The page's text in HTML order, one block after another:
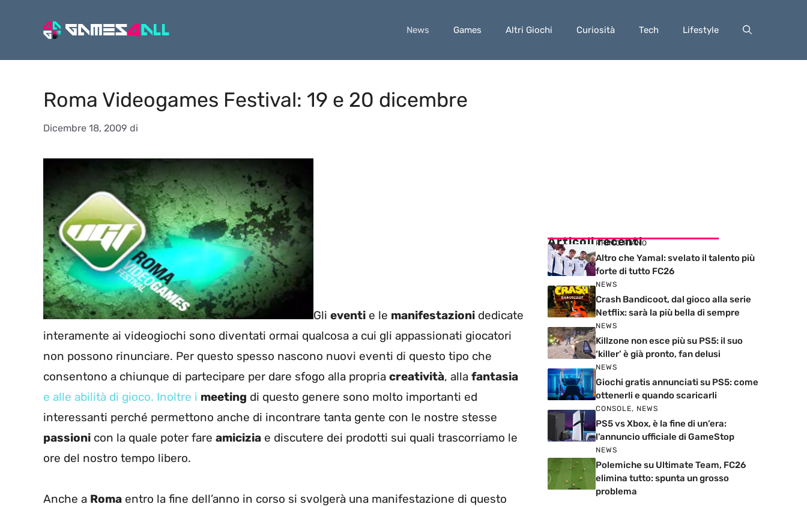
News Games Altri Giochi Curiosità Tech Lifestyle
Roma Videogames Festival: 19 e 20 dicembre
Dicembre 18, 2009 di
Gli eventi e le manifestazioni dedicate
interamente ai videogiochi sono diventati ormai qualcosa a cui gli appassionati giocatori
non possono rinunciare. Per questo spesso nascono nuovi eventi di questo tipo che
consentono a chiunque di partecipare per dare sfogo alla propria creatività, alla fantasia
e alle abilità di gioco. Inoltre i meeting di questo genere sono molto importanti ed
interessanti perché permettono anche di incontrare tanta gente con le nostre stesse
passioni con la quale poter fare amicizia e discutere dei prodotti sui quali trascorriamo le
ore del nostro tempo libero.
Anche a Roma entro la fine dell’anno in corso si svolgerà una manifestazione di questo
Articoli recenti
PRIMO PIANO
Altro che Yamal: svelato il talento più
forte di tutto FC26
NEWS
Crash Bandicoot, dal gioco alla serie
Netflix: sarà la più bella di sempre
NEWS
Killzone non esce più su PS5: il suo
‘killer’ è già pronto, fan delusi
NEWS
Giochi gratis annunciati su PS5: come
ottenerli e quando scaricarli
CONSOLE, NEWS
PS5 vs Xbox, è la fine di un’era:
l’annuncio ufficiale di GameStop
NEWS
Polemiche su Ultimate Team, FC26
elimina tutto: spunta un grosso
problema